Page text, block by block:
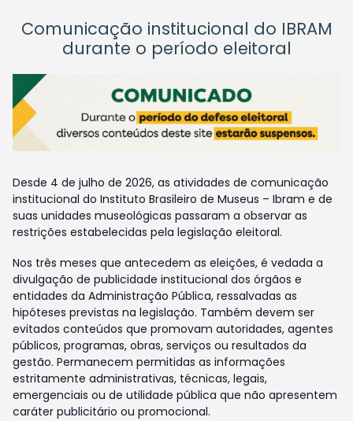
Comunicação institucional do IBRAM
durante o período eleitoral
Desde 4 de julho de 2026, as atividades de comunicação
institucional do Instituto Brasileiro de Museus – Ibram e de
suas unidades museológicas passaram a observar as
restrições estabelecidas pela legislação eleitoral.
Nos três meses que antecedem as eleições, é vedada a
divulgação de publicidade institucional dos órgãos e
entidades da Administração Pública, ressalvadas as
hipóteses previstas na legislação. Também devem ser
evitados conteúdos que promovam autoridades, agentes
públicos, programas, obras, serviços ou resultados da
gestão. Permanecem permitidas as informações
estritamente administrativas, técnicas, legais,
emergenciais ou de utilidade pública que não apresentem
caráter publicitário ou promocional.